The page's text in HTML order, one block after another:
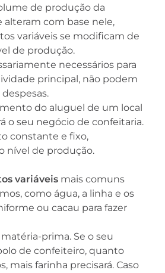
de produção da
alteram com base nele,
variáveis se modificam de
de produção.
necessários para
principal, não podem
do aluguel de um local
o seu negócio de confeitaria.
constante e fixo,
nível de produção.
variáveis ​​mais comuns
como água, a linha e os
ou cacau para fazer
prima. Se o seu
de confeiteiro, quanto
mais farinha precisará. Caso